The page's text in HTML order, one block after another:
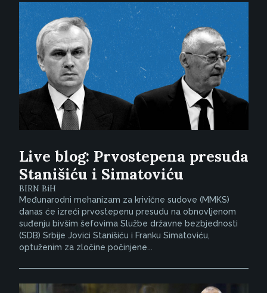
Live blog: Prvostepena presuda
Stanišiću i Simatoviću
BIRN BiH
Međunarodni mehanizam za krivične sudove (MMKS)
danas će izreći prvostepenu presudu na obnovljenom
suđenju bivšim šefovima Službe državne bezbjednosti
(SDB) Srbije Jovici Stanišiću i Franku Simatoviću,
optuženim za zločine počinjene...